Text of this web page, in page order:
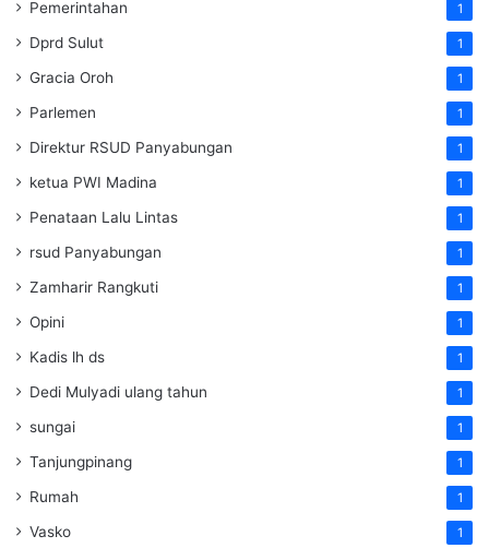
Pemerintahan 1
Dprd Sulut 1
Gracia Oroh 1
Parlemen 1
Direktur RSUD Panyabungan 1
ketua PWI Madina 1
Penataan Lalu Lintas 1
rsud Panyabungan 1
Zamharir Rangkuti 1
Opini 1
Kadis lh ds 1
Dedi Mulyadi ulang tahun 1
sungai 1
Tanjungpinang 1
Rumah 1
Vasko 1